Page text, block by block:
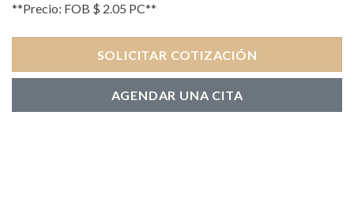
**Precio: FOB $ 2.05 PC**
SOLICITAR COTIZACIÓN
AGENDAR UNA CITA